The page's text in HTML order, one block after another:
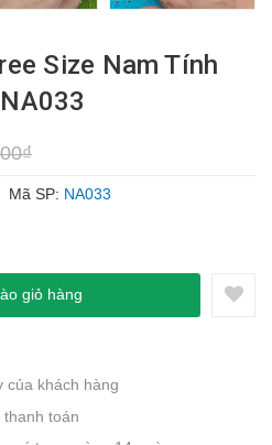
Size Nam Tính
Mã SP: NA033
giỏ hàng
của khách hàng
toán